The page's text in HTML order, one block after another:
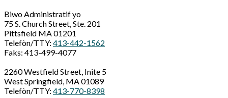
Biwo Administratif yo
75 S. Church Street, Ste. 201
Pittsfield MA 01201
Telefòn/TTY: 413-442-1562
Faks: 413-499-4077
2260 Westfield Street, Inite 5
West Springfield, MA 01089
Telefòn/TTY: 413-770-8398